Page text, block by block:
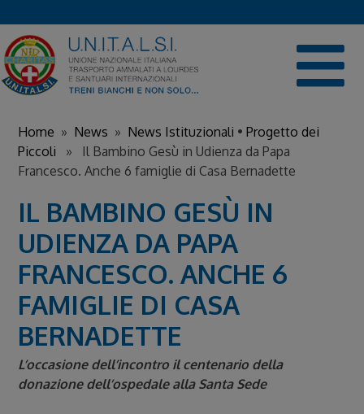
to
content
Home » News » News Istituzionali •Progetto dei
Piccoli » Il Bambino Gesù in Udienza da Papa
Francesco. Anche 6 famiglie di Casa Bernadette
IL BAMBINO GESÙ IN
UDIENZA DA PAPA
FRANCESCO. ANCHE 6
FAMIGLIE DI CASA
BERNADETTE
L’occasione dell’incontro il centenario della
donazione dell’ospedale alla Santa Sede